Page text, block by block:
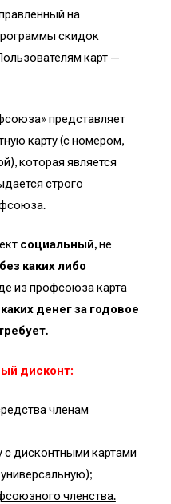
на
скидок
карт —
представляет
карту (с номером,
которая является
строго
социальный,не
каких либо
из профсоюза карта
денег за годовое
дисконт:
членам
с дисконтными картами
членства.